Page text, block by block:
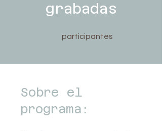
grabadas
participantes
Sobre el
programa: